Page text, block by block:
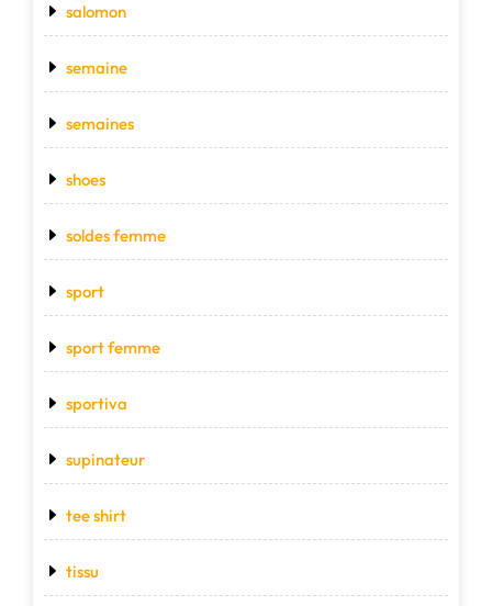
salomon
semaine
semaines
shoes
soldes femme
sport
sport femme
sportiva
supinateur
tee shirt
tissu